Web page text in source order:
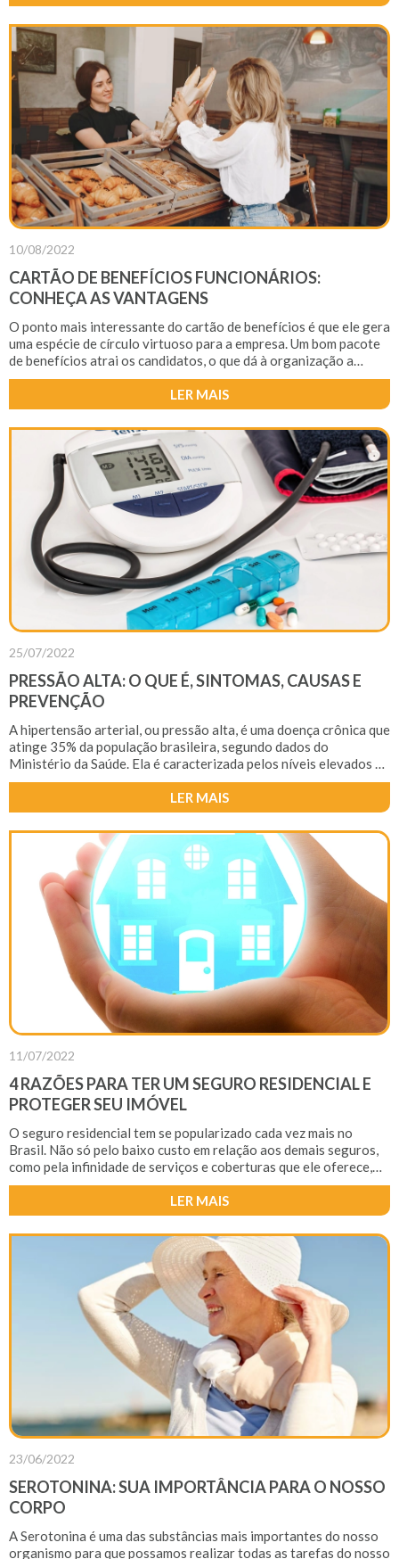
10/08/2022
CARTÃO DE BENEFÍCIOS FUNCIONÁRIOS:
CONHEÇA AS VANTAGENS
O ponto mais interessante do cartão de benefícios é que ele gera
uma espécie de círculo virtuoso para a empresa. Um bom pacote
de benefícios atrai os candidatos, o que dá à organização a
possibilidade de escolher aqueles que têm melhor fit cultural com
a companhia e que são mais adequados à vaga.
LER MAIS
25/07/2022
PRESSÃO ALTA: O QUE É, SINTOMAS, CAUSAS E
PREVENÇÃO
A hipertensão arterial, ou pressão alta, é uma doença crônica que
atinge 35% da população brasileira, segundo dados do
Ministério da Saúde. Ela é caracterizada pelos níveis elevados da
pressão sanguínea nas artérias. Por causa disso, a pressão alta
faz com que o coração precise exercer um esforço maior do que
o normal para fazer o sangue circular corretamente pelo corpo.
Além disso, ela é um dos principais fatores de risco para doenças
cardiovasculares, como infarto e acidente vascular cerebral
LER MAIS
11/07/2022
4 RAZÕES PARA TER UM SEGURO RESIDENCIAL E
PROTEGER SEU IMÓVEL
O seguro residencial tem se popularizado cada vez mais no
Brasil. Não só pelo baixo custo em relação aos demais seguros,
como pela infinidade de serviços e coberturas que ele oferece,
consolidando-se como uma verdadeira “mão na roda” para
aqueles proprietários que simplesmente não encontram tempo
para resolver eventuais acidentes ou problemas que surgem
dentro de casa.
LER MAIS
23/06/2022
SEROTONINA: SUA IMPORTÂNCIA PARA O NOSSO
CORPO
A Serotonina é uma das substâncias mais importantes do nosso
organismo para que possamos realizar todas as tarefas do nosso